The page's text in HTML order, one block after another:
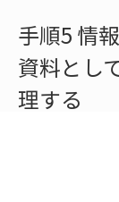
手順5 情
資料とし
理する